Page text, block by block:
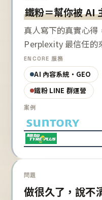
鐵粉＝幫你被 AI
真人寫下的真實心得
Perplexity 最信任的
ENCORE 服務
AI 內容系統・GEO
鐵粉 LINE 群運營
案例
問題
做很久了，說不